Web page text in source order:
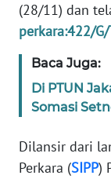
(28/11) dan
perkara:422/
Baca Juga:
Di PTUN
Somasi
Dilansir dari
Perkara (SIPP)
KONTAK
INFO
IKLAN
TENTANG
KAMI